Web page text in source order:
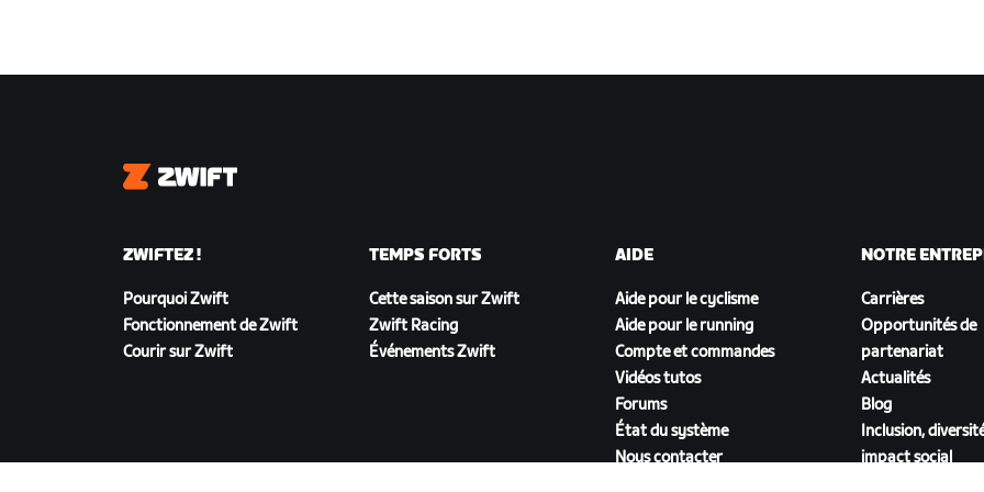
Zwift
ZWIFTEZ !
Pourquoi Zwift
Fonctionnement de Zwift
Courir sur Zwift
TEMPS FORTS
Cette saison sur Zwift
Zwift Racing
Événements Zwift
AIDE
Aide pour le cyclisme
Aide pour le running
Compte et commandes
Vidéos tutos
Forums
État du système
Nous contacter
NOTRE
Carrières
Opportunités de
partenariat
Actualités
Blog
Inclusion,
impact social